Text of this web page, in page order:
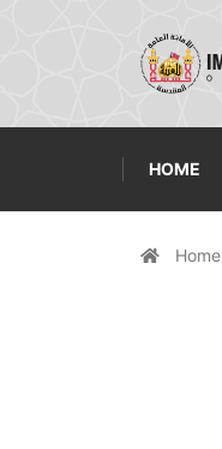
HOME
Home